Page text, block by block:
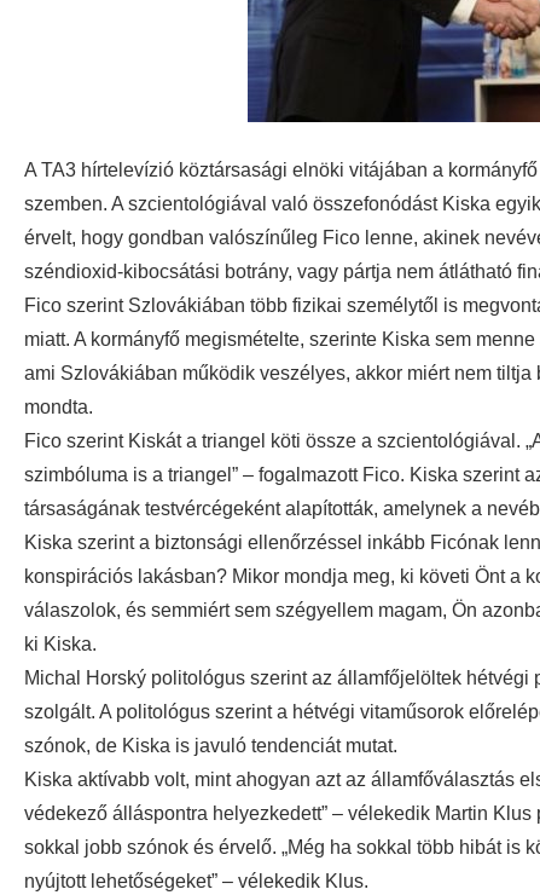
A TA3 hírtelevízió köztársasági elnöki vitájában a
szemben. A szcientológiával való összefonódást Kiska
érvelt, hogy gondban valószínűleg Fico lenne, akinek
széndioxid-kibocsátási botrány, vagy pártja nem átlátható
Fico szerint Szlovákiában több fizikai személytől is
miatt. A kormányfő megismételte, szerinte Kiska sem
ami Szlovákiában működik veszélyes, akkor miért nem
mondta.
Fico szerint Kiskát a triangel köti össze a szcientológiával.
szimbóluma is a triangel” – fogalmazott Fico. Kiska szerint
társaságának testvércégeként alapították, amelynek a
Kiska szerint a biztonsági ellenőrzéssel inkább Ficónak
konspirációs lakásban? Mikor mondja meg, ki követi Önt a
válaszolok, és semmiért sem szégyellem magam, Ön
ki Kiska.
Michal Horský politológus szerint az államfőjelöltek
szolgált. A politológus szerint a hétvégi vitaműsorok
szónok, de Kiska is javuló tendenciát mutat.
Kiska aktívabb volt, mint ahogyan azt az államfőválasztás
védekező álláspontra helyezkedett” – vélekedik Martin
sokkal jobb szónok és érvelő. „Még ha sokkal több hibát is
nyújtott lehetőségeket” – vélekedik Klus.